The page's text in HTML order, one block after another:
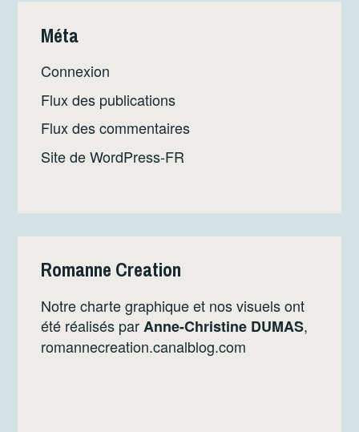
Méta
Connexion
Flux des publications
Flux des commentaires
Site de WordPress-FR
Romanne Creation
Notre charte graphique et nos visuels ont
été réalisés parAnne-Christine DUMAS,
romannecreation.canalblog.com